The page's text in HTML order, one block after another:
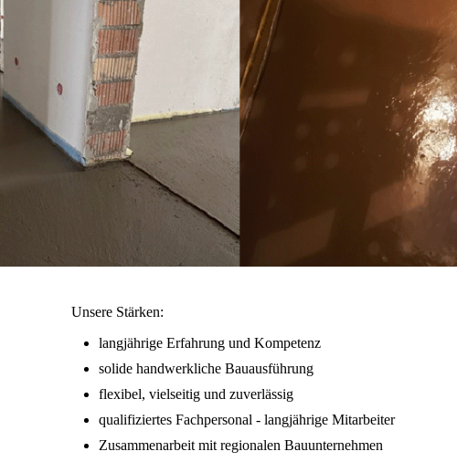
Unsere Stärken:
langjährige Erfahrung und Kompetenz
solide handwerkliche Bauausführung
flexibel, vielseitig und zuverlässig
qualifiziertes Fachpersonal - langjährige Mitarbeiter
Zusammenarbeit mit regionalen Bauunternehmen